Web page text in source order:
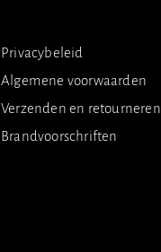
Privacybeleid
Algemene voorwaarden
Verzenden en retourneren
Brandvoorschriften